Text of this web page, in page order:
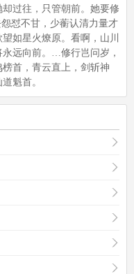
过往，只管朝前。她要修
怼不甘，少蘅认清力量才
如星火燎原。看啊，山川
远向前。…修行岂问岁，
首，青云直上，剑斩神
魁首。